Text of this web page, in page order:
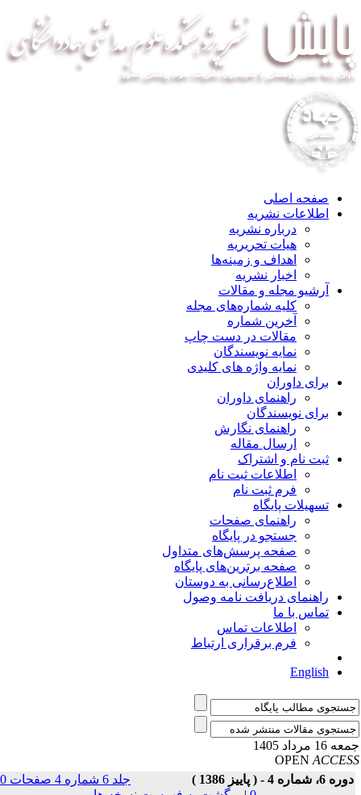
صفحه اصلی
اطلاعات نشریه
درباره نشریه
هیات تحریریه
اهداف و زمینه‌ها
اخبار نشریه
آرشیو مجله و مقالات
کلیه شماره‌های مجله
آخرین شماره
مقالات در دست چاپ
نمایه نویسندگان
نمایه واژه های کلیدی
برای داوران
راهنمای داوران
برای نویسندگان
راهنمای نگارش
ارسال مقاله
ثبت نام و اشتراک
اطلاعات ثبت نام
فرم ثبت نام
تسهیلات پایگاه
راهنمای صفحات
جستجو در پایگاه
صفحه پرسش‌های متداول
صفحه برترین‌های پایگاه
اطلاع‌رسانی به دوستان
راهنمای دریافت نامه وصول
تماس با ما
اطلاعات تماس
فرم برقراری ارتباط
English
مرداد 1405
OPEN
شماره 4 - ( پاییز 1386 )
جلد 6 شماره 4 صفحات 0-